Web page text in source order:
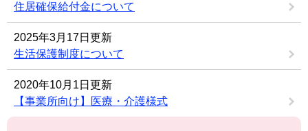
住居確保給付金について
2025年3月17日更新
生活保護制度について
2020年10月1日更新
【事業所向け】医療・介護様式